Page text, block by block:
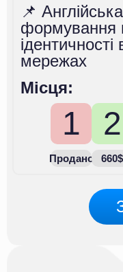
📌
формування
мережах
Місця:
1
Продано
2
660$